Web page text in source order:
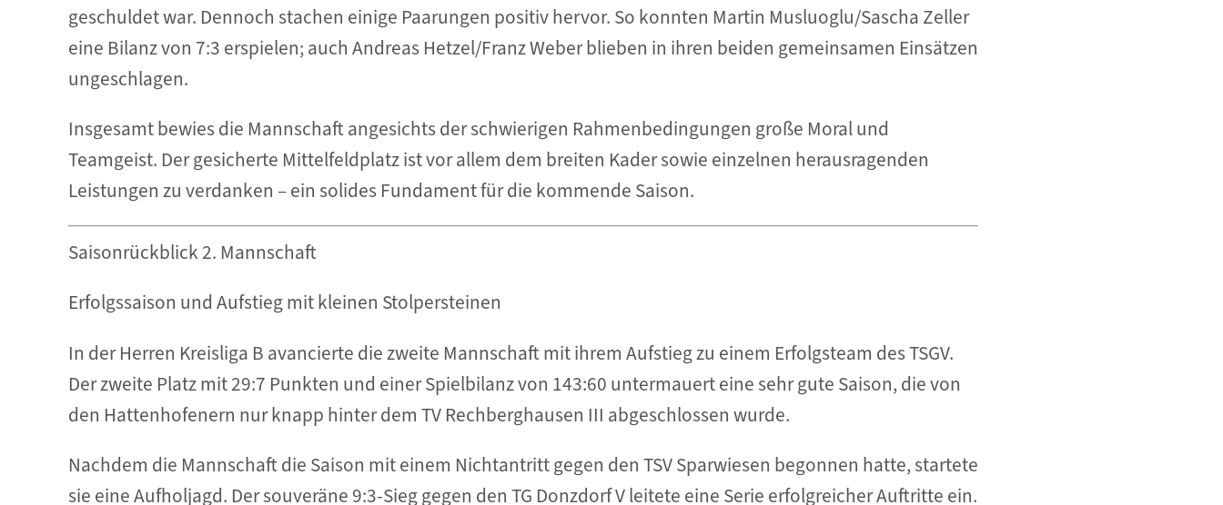
geschuldet war. Dennoch stachen einige Paarungen positiv hervor. So konnten Martin Musluoglu/Sascha Zeller
eine Bilanz von 7:3 erspielen; auch Andreas Hetzel/Franz Weber blieben in ihren beiden gemeinsamen Einsätzen
ungeschlagen.
Insgesamt bewies die Mannschaft angesichts der schwierigen Rahmenbedingungen große Moral und
Teamgeist. Der gesicherte Mittelfeldplatz ist vor allem dem breiten Kader sowie einzelnen herausragenden
Leistungen zu verdanken – ein solides Fundament für die kommende Saison.
Saisonrückblick 2. Mannschaft
Erfolgssaison und Aufstieg mit kleinen Stolpersteinen
In der Herren Kreisliga B avancierte die zweite Mannschaft mit ihrem Aufstieg zu einem Erfolgsteam des TSGV.
Der zweite Platz mit 29:7 Punkten und einer Spielbilanz von 143:60 untermauert eine sehr gute Saison, die von
den Hattenhofenern nur knapp hinter dem TV Rechberghausen III abgeschlossen wurde.
Nachdem die Mannschaft die Saison mit einem Nichtantritt gegen den TSV Sparwiesen begonnen hatte, startete
sie eine Aufholjagd. Der souveräne 9:3-Sieg gegen den TG Donzdorf V leitete eine Serie erfolgreicher Auftritte ein.